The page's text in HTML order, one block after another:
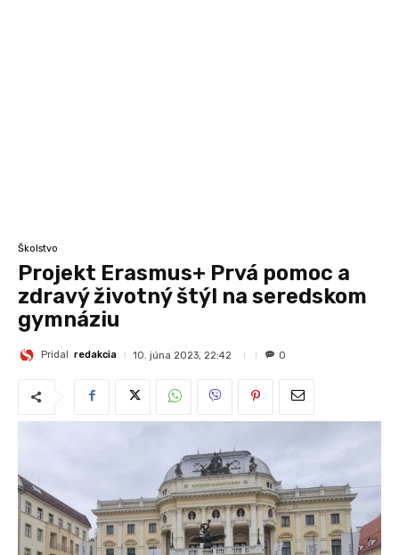
Školstvo
Projekt Erasmus+ Prvá pomoc a
zdravý životný štýl na seredskom
gymnáziu
Pridal redakcia 10. júna 2023, 22:42 0